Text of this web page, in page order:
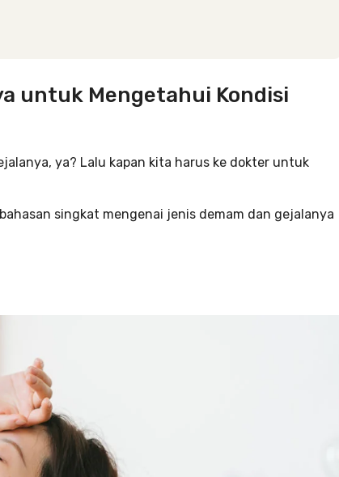
untuk Mengetahui Kondisi
ya? Lalu kapan kita harus ke dokter untuk
singkat mengenai jenis demam dan gejalanya